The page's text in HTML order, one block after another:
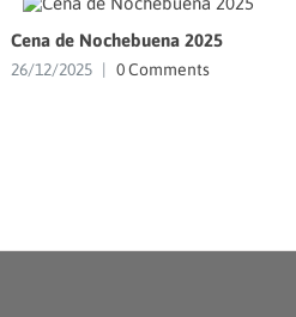
Cena de Nochebuena 2025
26/12/2025 0 Comments